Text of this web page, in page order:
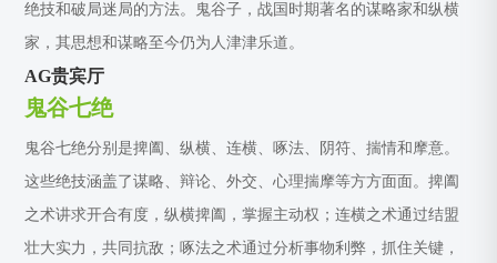
绝技和破局迷局的方法。鬼谷子，战国时期著名的谋略家和纵横
家，其思想和谋略至今仍为人津津乐道。
AG贵宾厅
鬼谷七绝
鬼谷七绝分别是捭阖、纵横、连横、啄法、阴符、揣情和摩意。
这些绝技涵盖了谋略、辩论、外交、心理揣摩等方方面面。捭阖
之术讲求开合有度，纵横捭阖，掌握主动权；连横之术通过结盟
壮大实力，共同抗敌；啄法之术通过分析事物利弊，抓住关键，